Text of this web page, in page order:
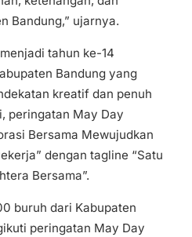
Bandung,” ujarnya.
tahun ke-14
Bandung yang
kreatif dan penuh
peringatan May Day
Bersama Mewujudkan
dengan tagline “Satu
Bersama”.
buruh dari Kabupaten
peringatan May Day